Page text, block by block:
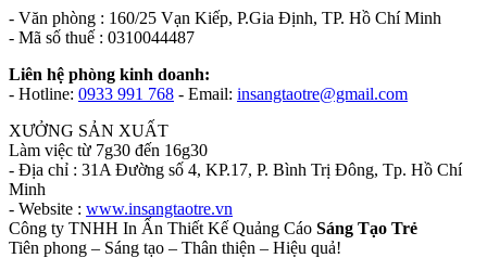
- Văn phòng : 160/25 Vạn Kiếp, P.Gia Định, TP. Hồ Chí Minh
- Mã số thuế : 0310044487
Liên hệ phòng kinh doanh:
- Hotline: 0933 991 768 - Email: insangtaotre@gmail.com
XƯỞNG SẢN XUẤT
Làm việc từ 7g30 đến 16g30
- Địa chỉ : 31A Đường số 4, KP.17, P. Bình Trị Đông, Tp. Hồ Chí
Minh
- Website : www.insangtaotre.vn
Công ty TNHH In Ấn Thiết Kế Quảng Cáo Sáng Tạo Trẻ
Tiên phong – Sáng tạo – Thân thiện – Hiệu quả!